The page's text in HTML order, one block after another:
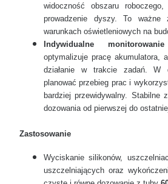
widoczność obszaru
prowadzenie dyszy. To ważne
warunkach oświetleniowych na
Indywidualne
optymalizuje pracę akumulatora,
działanie w trakcie zadań. W
planować przebieg prac i
bardziej przewidywalny. Stabilne
dozowania od pierwszej do
Zastosowanie
Wyciskanie silikonów,
uszczelniających oraz